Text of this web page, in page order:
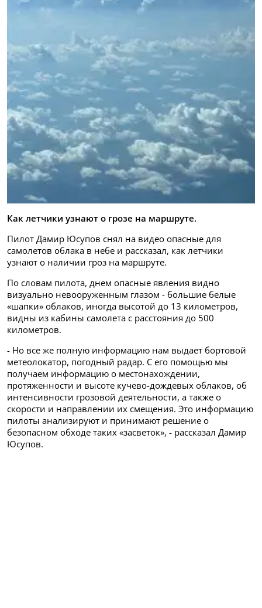
Как летчики узнают о грозе на маршруте.
Пилот Дамир Юсупов снял на видео опасные для
самолетов облака в небе и рассказал, как летчики
узнают о наличии гроз на маршруте.
По словам пилота, днем опасные явления видно
визуально невооруженным глазом - большие белые
«шапки» облаков, иногда высотой до 13 километров,
видны из кабины самолета с расстояния до 500
километров.
- Но все же полную информацию нам выдает бортовой
метеолокатор, погодный радар. С его помощью мы
получаем информацию о местонахождении,
протяженности и высоте кучево-дождевых облаков, об
интенсивности грозовой деятельности, а также о
скорости и направлении их смещения. Это информацию
пилоты анализируют и принимают решение о
безопасном обходе таких «засветок», - рассказал Дамир
Юсупов.